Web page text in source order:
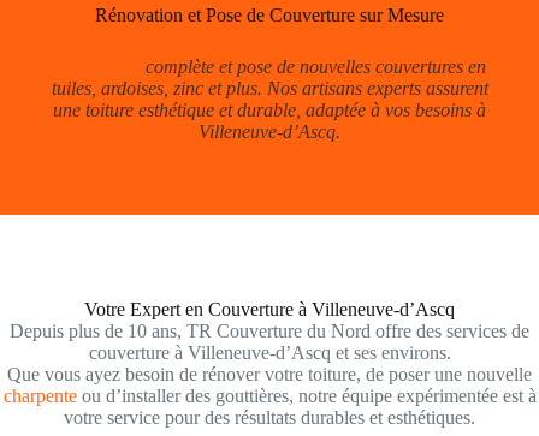
Rénovation et Pose de Couverture sur Mesure
complète et pose de nouvelles couvertures en
tuiles, ardoises, zinc et plus. Nos artisans experts assurent
une toiture esthétique et durable, adaptée à vos besoins à
Villeneuve-d’Ascq.
Votre Expert en Couverture à Villeneuve-d’Ascq
Depuis plus de 10 ans, TR Couverture du Nord offre des services de
couverture à Villeneuve-d’Ascq et ses environs.
Que vous ayez besoin de rénover votre toiture, de poser une nouvelle
charpenteou d’installer des gouttières, notre équipe expérimentée est à
votre service pour des résultats durables et esthétiques.